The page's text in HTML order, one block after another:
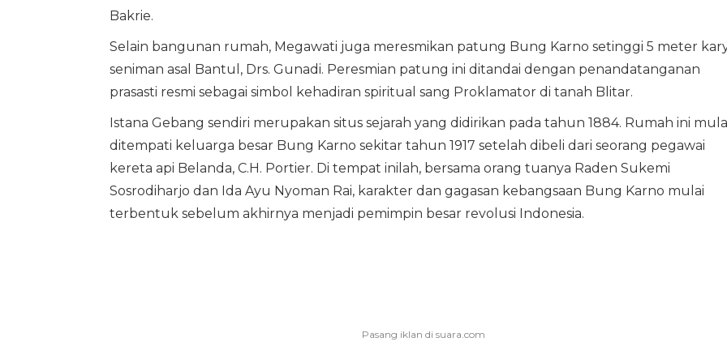
Bakrie.
Selain bangunan rumah, Megawati juga meresmikan patung Bung Karno setinggi 5 meter
seniman asal Bantul, Drs. Gunadi. Peresmian patung ini ditandai dengan penandatanganan
prasasti resmi sebagai simbol kehadiran spiritual sang Proklamator di tanah Blitar.
Istana Gebang sendiri merupakan situs sejarah yang didirikan pada tahun 1884. Rumah ini
ditempati keluarga besar Bung Karno sekitar tahun 1917 setelah dibeli dari seorang pegawai
kereta api Belanda, C.H. Portier. Di tempat inilah, bersama orang tuanya Raden Sukemi
Sosrodiharjo dan Ida Ayu Nyoman Rai, karakter dan gagasan kebangsaan Bung Karno mulai
terbentuk sebelum akhirnya menjadi pemimpin besar revolusi Indonesia.